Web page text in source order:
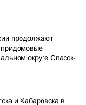
продолжают
округе Спасск-
и Хабаровска в